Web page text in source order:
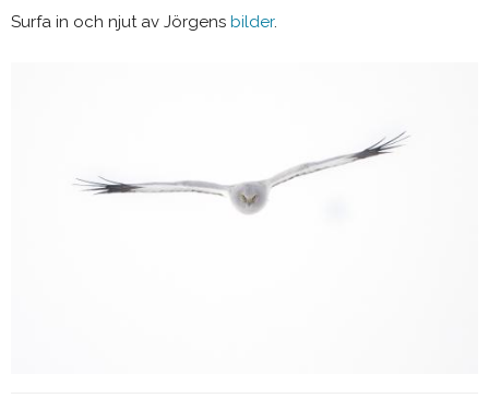
Surfa in och njut av Jörgens bilder.